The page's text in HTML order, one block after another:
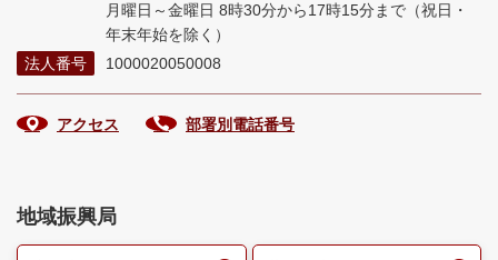
月曜日～金曜日 8時30分から17時15分まで （祝日・
年末年始を除く）
法人番号
1000020050008
アクセス 部署別電話番号
地域振興局